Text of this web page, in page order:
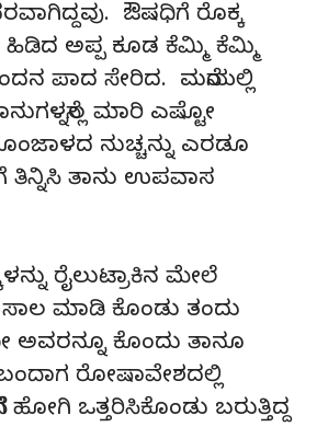
ಔಷಧಿಗೆ ರೊಕ್ಕ
ಅಪ್ಪ ಕೂಡ ಕೆಮ್ಮಿ ಕೆಮ್ಮಿ
ಪಾದ ಸೇರಿದ. ಮನೆಯಲ್ಲಿ
ಮಾರಿ ಎಷ್ಟೋ
ನುಚ್ಚನ್ನು ಎರಡೂ
ತಿನ್ನಿಸಿ ತಾನು ಉಪವಾಸ
ರೈಲುಟ್ರಾಕಿನ ಮೇಲೆ
ಮಾಡಿ ಕೊಂಡು ತಂದು
ಕೊಂದು ತಾನೂ
ರೋಷಾವೇಶದಲ್ಲಿ
ಒತ್ತರಿಸಿಕೊಂಡು ಬರುತ್ತಿದ್ದ